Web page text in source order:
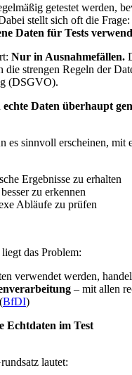
getestet werden,
stellt sich oft die Frage:
Daten für Tests
Nur in Ausnahmefällen.
die strengen Regeln der
(DSGVO).
Daten überhaupt
es sinnvoll erscheinen, mit
Ergebnisse zu erhalten
zu erkennen
Abläufe zu prüfen
das Problem:
verwendet werden,
– mit allen
BfDI)
Echtdaten im Test
lautet: